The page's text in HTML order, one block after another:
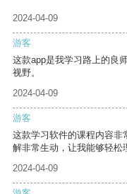
2024-04-09
游客
这款app是我学习路上的良
视野。
2024-04-09
游客
这款学习软件的课程内容非
解非常生动，让我能够轻松
2024-04-09